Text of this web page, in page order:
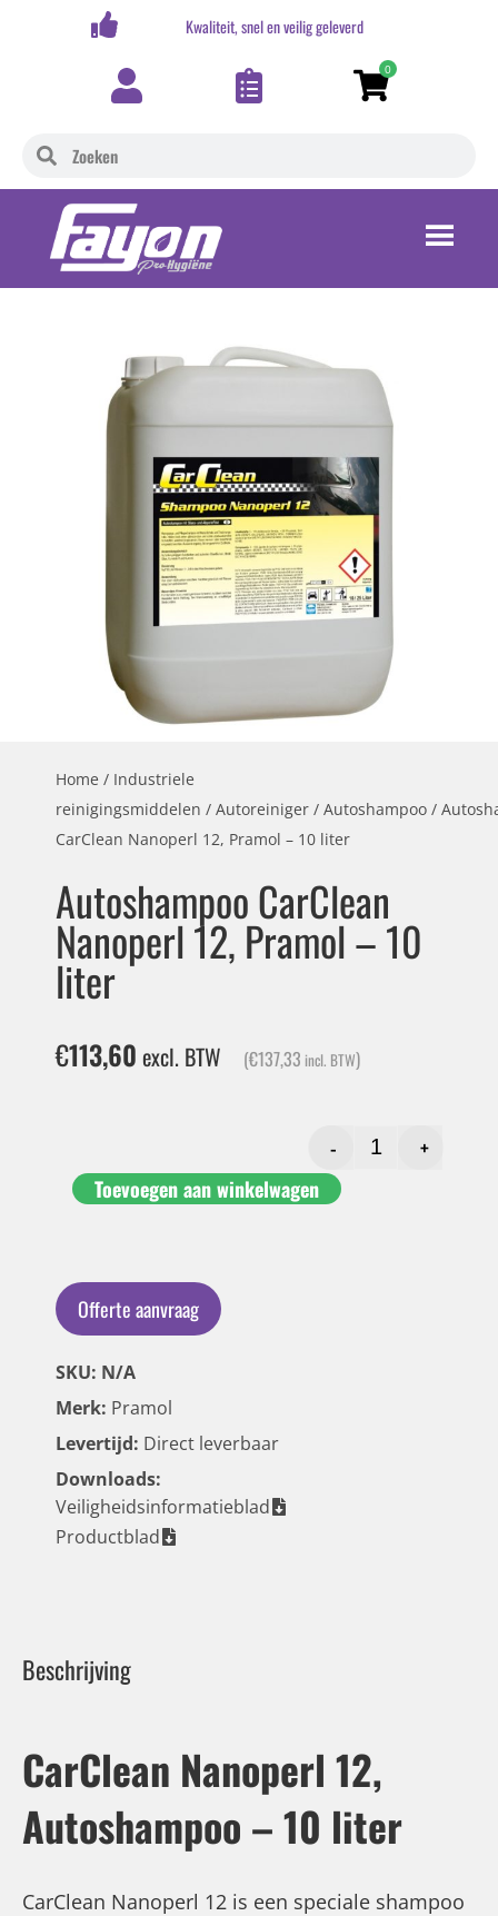
Kwaliteit, snel en veilig geleverd
0
Home / Industriele
reinigingsmiddelen / Autoreiniger / Autoshampoo /
CarClean Nanoperl 12, Pramol – 10 liter
Autoshampoo CarClean
Nanoperl 12, Pramol – 10
liter
€113,60 excl. BTW (€137,33 incl. BTW)
-
+
Toevoegen aan winkelwagen
Offerte aanvraag
SKU: N/A
Merk: Pramol
Levertijd: Direct leverbaar
Downloads:
Veiligheidsinformatieblad
Productblad
Beschrijving
CarClean Nanoperl 12,
Autoshampoo – 10 liter
CarClean Nanoperl 12 is een speciale shampoo